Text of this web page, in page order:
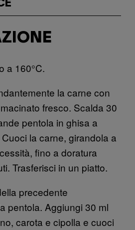
a 160°C.
la carne con
fresco. Scalda 30
pentola in ghisa a
la carne, girandola a
fino a doratura
Trasferisci in un piatto.
precedente
pentola. Aggiungi 30 ml
carota e cipolla e cuoci